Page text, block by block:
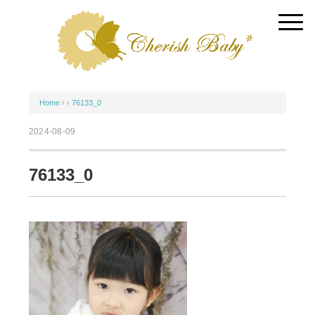
Home › › 76133_0
2024-08-09
76133_0